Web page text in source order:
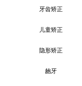
牙齿矫正
儿童矫正
隐形矫正
龅牙